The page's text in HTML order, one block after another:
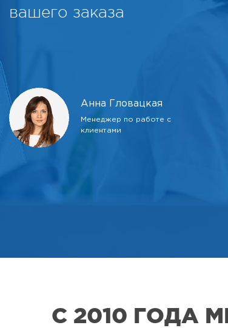
вашего заказа
Анна Гловацкая
Менеджер по работе с
клиентами
С 2010 ГОДА